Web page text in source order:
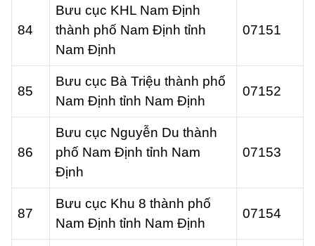
84
Bưu cục KHL Nam Định
thành phố Nam Định tỉnh
Nam Định
07151
85
Bưu cục Bà Triệu thành phố
Nam Định tỉnh Nam Định
07152
86
Bưu cục Nguyễn Du thành
phố Nam Định tỉnh Nam
Định
07153
87
Bưu cục Khu 8 thành phố
Nam Định tỉnh Nam Định
07154